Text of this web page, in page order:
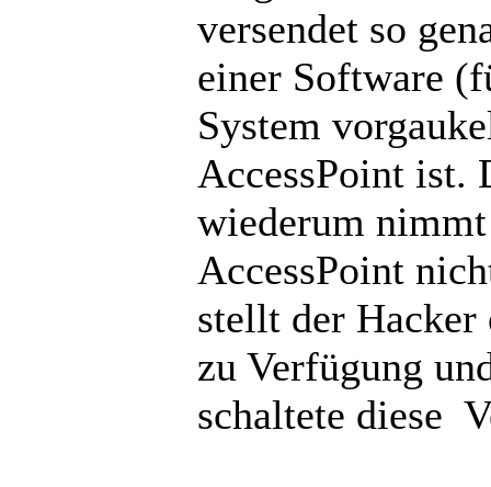
versendet so
einer Software
System
AccessPoint ist.
wiederum nimmt
AccessPoint
stellt der Hacker
zu Verfügung
schaltete diese